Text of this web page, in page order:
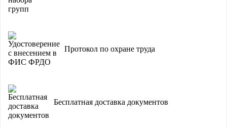
Протокол по охране труда
Бесплатная доставка документов